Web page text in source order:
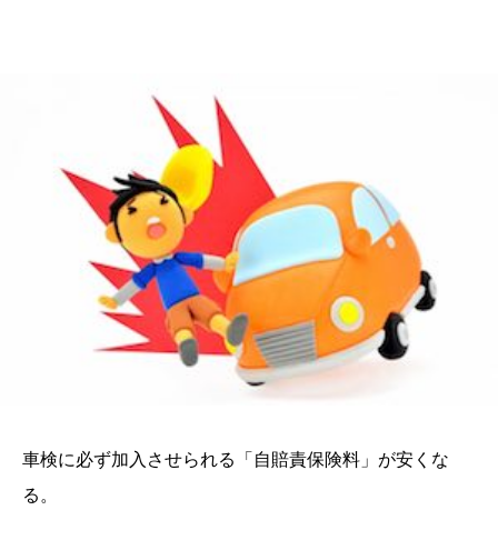
車検に必ず加入させられる「自賠責保険料」が安くな
る。